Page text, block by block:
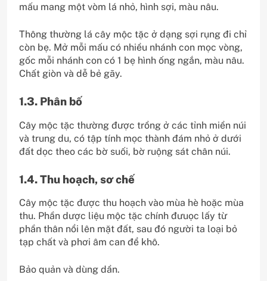
mấu mang một vòm lá nhỏ, hình sợi, màu nâu.
Thông thường lá cây mộc tặc ở dạng sợi rụng đi chỉ
còn bẹ. Mở mỗi mấu có nhiều nhánh con mọc vòng,
gốc mỗi nhánh con có 1 bẹ hình ống ngắn, màu nâu.
Chất giòn và dễ bẻ gãy.
1.3. Phân bố
Cây mộc tặc thường được trồng ở các tỉnh miền núi
và trung du, có tập tính mọc thành đám nhỏ ở dưới
đất dọc theo các bờ suối, bờ ruộng sát chân núi.
1.4. Thu hoạch, sơ chế
Cây mộc tặc được thu hoạch vào mùa hè hoặc mùa
thu. Phần dược liệu mộc tặc chính đưuọc lấy từ
phần thân nổi lên mặt đất, sau đó người ta loại bỏ
tạp chất và phơi âm can để khô.
Bảo quản và dùng dần.